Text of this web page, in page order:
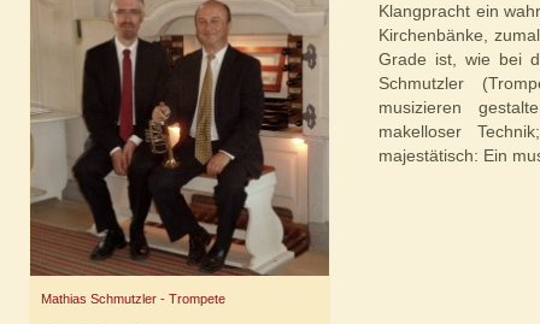
Mathias Schmutzler - Trompete
Klangpracht ein
Kirchenbänke,
Grade ist, wie bei
Schmutzler
musizieren
makelloser
majestätisch: Ein